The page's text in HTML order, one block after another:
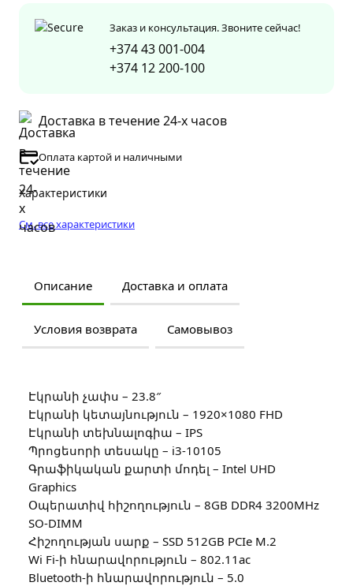
Характеристики
См. все характеристики
Заказ и консультация. Звоните сейчас!
+374 43 001-004
+374 12 200-100
Доставка в течение 24-х часов
Оплата картой и наличными
Описание Доставка и оплата
Условия возврата Самовывоз
Էկրանի չափս – 23.8″
Էկրանի կետայնություն – 1920×1080 FHD
Էկրանի տեխնալոգիա – IPS
Պրոցեսորի տեսակը – i3-10105
Գրաֆիկական քարտի մոդել – Intel UHD
Graphics
Օպերատիվ հիշողություն – 8GB DDR4 3200MHz
SO-DIMM
Հիշողության սարք – SSD 512GB PCIe M.2
Wi Fi-ի հնարավորություն – 802.11ac
Bluetooth-ի հնարավորություն – 5.0